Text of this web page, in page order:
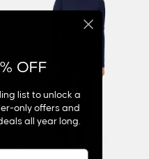
OFF
list to unlock a
only offers and
all year long.